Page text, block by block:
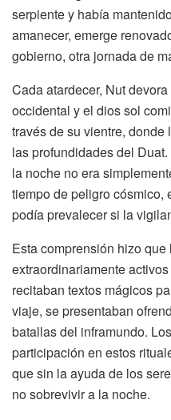
serpiente y había
amanecer, emerge
gobierno, otra jornada de
Cada atardecer, Nut
occidental y el dios sol
través de su vientre,
las profundidades del
la noche no era
tiempo de peligro cósmico,
podía prevalecer si la
Esta comprensión hizo
extraordinariamente
recitaban textos mágicos
viaje, se presentaban
batallas del inframundo.
participación en estos
que sin la ayuda de los
no sobrevivir a la noche.